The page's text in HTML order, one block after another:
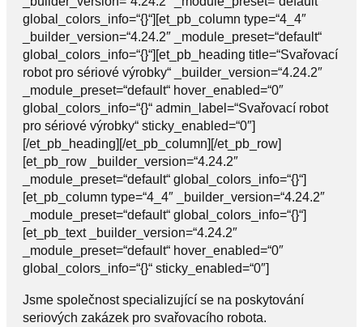
global_colors_info=“{}“][et_pb_column type=“4_4″
_builder_version=“4.24.2″ _module_preset=“default“
global_colors_info=“{}“][et_pb_heading title=“Svařovací
robot pro sériové výrobky“ _builder_version=“4.24.2″
_module_preset=“default“ hover_enabled=“0″
global_colors_info=“{}“ admin_label=“Svařovací robot
pro sériové výrobky“ sticky_enabled=“0″]
[/et_pb_heading][/et_pb_column][/et_pb_row]
[et_pb_row _builder_version=“4.24.2″
_module_preset=“default“ global_colors_info=“{}“]
[et_pb_column type=“4_4″ _builder_version=“4.24.2″
_module_preset=“default“ global_colors_info=“{}“]
[et_pb_text _builder_version=“4.24.2″
_module_preset=“default“ hover_enabled=“0″
global_colors_info=“{}“ sticky_enabled=“0″]
Jsme společnost specializující se na poskytování
seriových zakázek pro svařovacího robota.